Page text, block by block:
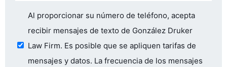
Consent
Al proporcionar su número de teléfono, acepta
recibir mensajes de texto de González Druker
Law Firm. Es posible que se apliquen tarifas de
mensajes y datos. La frecuencia de los mensajes